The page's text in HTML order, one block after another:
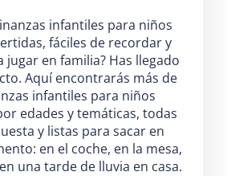
infantiles para niños
fáciles de recordar y
jugar en familia? Has llegado
Aquí encontrarás más de
infantiles para niños
edades y temáticas, todas
y listas para sacar en
en el coche, en la mesa,
una tarde de lluvia en casa.